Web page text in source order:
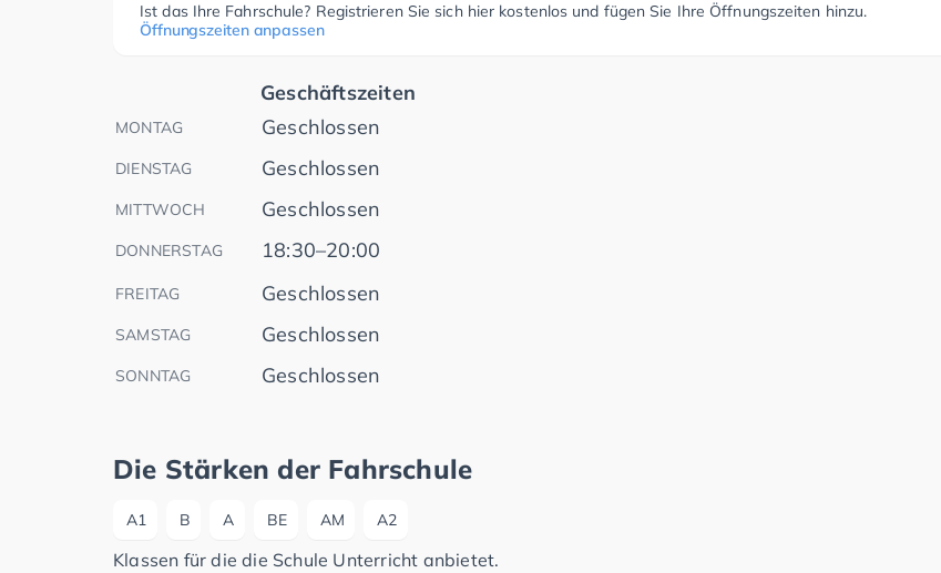
Ist das Ihre Fahrschule? Registrieren Sie sich hier kostenlos und fügen Sie Ihre Öffnungszeiten hinzu.
Öffnungszeiten anpassen
Geschäftszeiten
MONTAG Geschlossen
DIENSTAG Geschlossen
MITTWOCH Geschlossen
DONNERSTAG 18:30–20:00
FREITAG Geschlossen
SAMSTAG Geschlossen
SONNTAG Geschlossen
Die Stärken der Fahrschule
A1 B A BE AM A2
Klassen für die die Schule Unterricht anbietet.